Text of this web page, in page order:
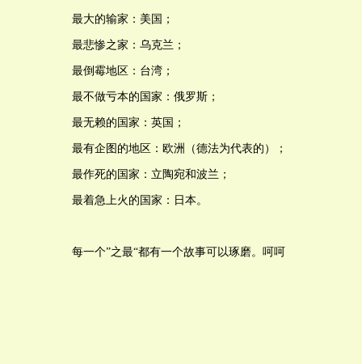
最大的输家：美国；
最悲惨之家：乌克兰；
最倒霉地区：台湾；
最不做亏本的国家：俄罗斯；
最无赖的国家：英国；
最有企图的地区：欧洲（德法为代表的）；
最作死的国家：立陶宛和波兰；
最着急上火的国家：日本。
每一个”之最“都有一个故事可以琢磨。呵呵